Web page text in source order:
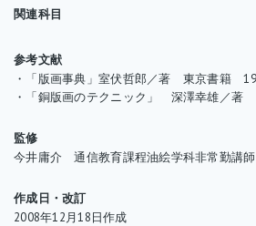
を転がすようにして描画します。この時
に前方へ動かして描画します。また、木
片手で持って描画をすることも可能です
た部分は梨地となって印刷されて、柔ら
ルーレットは、描画以外にもメゾチント
れることがあります。その他にもエッチ
ッチングなどの用途に使用することがで
グランドの上から使用した場合には、プ
関連科目
参考文献
・「版画事典」室伏哲郎／著 東京書籍
・「銅版画のテクニック」 深澤幸雄／
監修
今井庸介 通信教育課程油絵学科非常勤講師
作成日・改訂
2008年12月18日作成